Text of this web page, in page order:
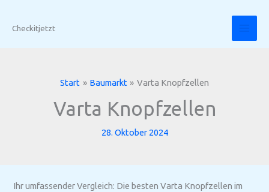
InhaltCheckitjetzt
Start Baumarkt Varta Knopfzellen
Varta Knopfzellen
28. Oktober 2024
Ihr umfassender Vergleich: Die besten Varta Knopfzellen im